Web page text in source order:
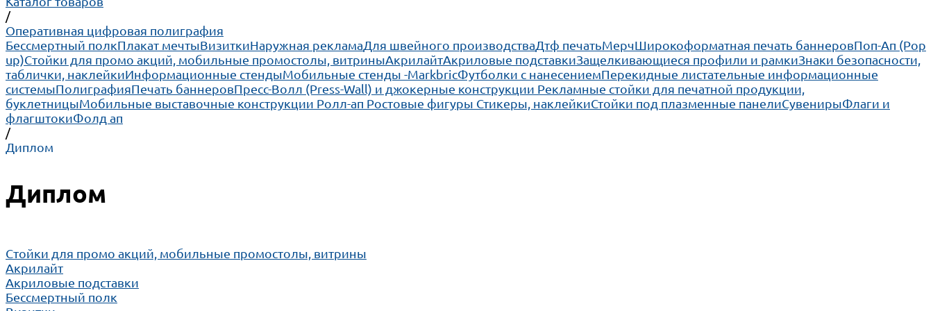
/
Оперативная цифровая полиграфия
Бессмертный полкПлакат мечтыВизиткиНаружная рекламаДля швейного производстваДтф печатьМерчШирокоформатная печать баннеровПоп-Ап (Pop
up)Cтойки для промо акций, мобильные промостолы, витриныАкрилайтАкриловые подставкиЗащелкивающиеся профили и рамкиЗнаки безопасности,
таблички, наклейкиИнформационные стендыМобильные стенды -MarkbricФутболки с нанесениемПерекидные листательные информационные
системыПолиграфияПечать баннеровПресс-Волл (Press-Wall) и джокерные конструкции Рекламные стойки для печатной продукции,
буклетницыМобильные выставочные конструкции Ролл-ап Ростовые фигуры Стикеры, наклейкиСтойки под плазменные панелиСувенирыФлаги и
флагштокиФолд ап
/
Диплом
Диплом
Cтойки для промо акций, мобильные промостолы, витрины
Акрилайт
Акриловые подставки
Бессмертный полк